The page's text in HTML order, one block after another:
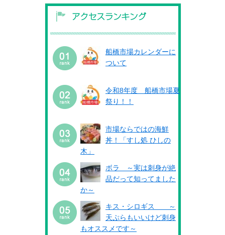
船橋市場カレンダーに
ついて
令和8年度 船橋市場夏
祭り！！
市場ならではの海鮮
丼！「すし処 ひしの
木」
ボラ ～実は刺身が絶
品だって知ってました
か～
キス・シロギス ～
天ぷらもいいけど刺身
もオススメです～